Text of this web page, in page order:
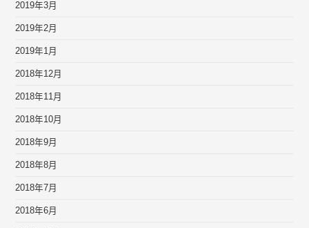
2019年3月
2019年2月
2019年1月
2018年12月
2018年11月
2018年10月
2018年9月
2018年8月
2018年7月
2018年6月